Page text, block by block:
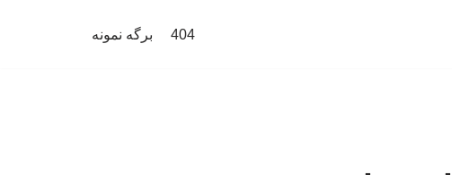
404 برگه نمونه